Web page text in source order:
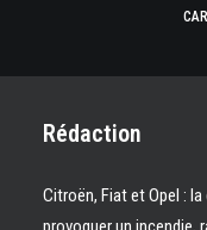
Rédaction
Citroën, Fiat et Opel :